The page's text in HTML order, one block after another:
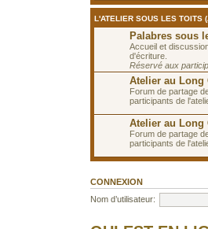
L'ATELIER SOUS LES TOITS
Palabres sous
Accueil et
d'écriture.
Réservé aux
Atelier au Long
Forum de partage
participants de
Atelier au Long
Forum de partage
participants de
CONNEXION
Nom d’utilisateur: